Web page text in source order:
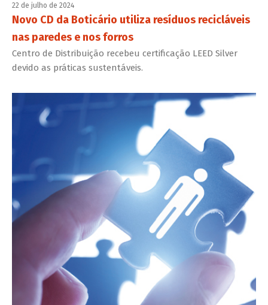
22 de julho de 2024
Novo CD da Boticário utiliza resíduos recicláveis
nas paredes e nos forros
Centro de Distribuição recebeu certificação LEED Silver
devido as práticas sustentáveis.